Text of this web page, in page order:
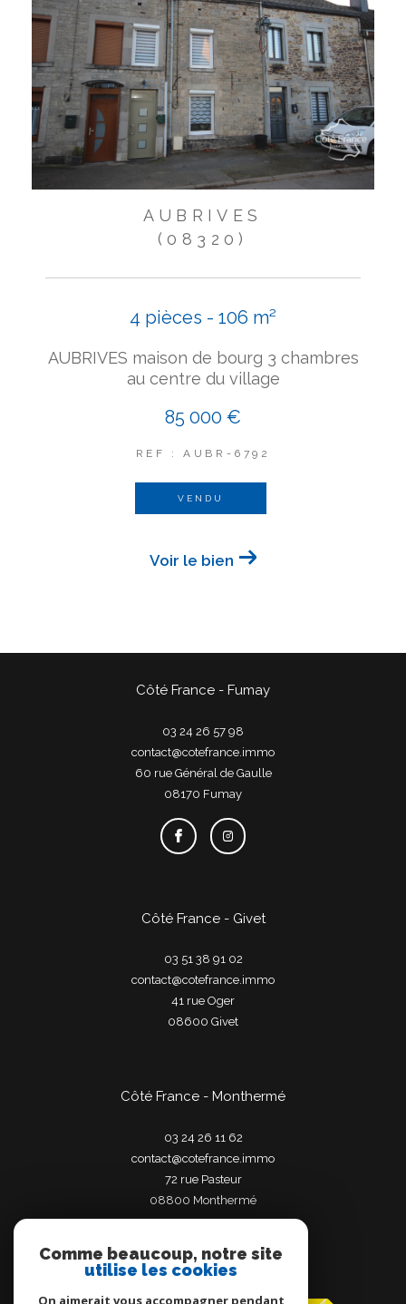
AUBRIVES
(08320)
4 pièces - 106 m²
AUBRIVES maison de bourg 3 chambres
au centre du village
85 000 €
REF : AUBR-6792
VENDU
Voir le bien
Côté France - Fumay
03 24 26 57 98
contact@cotefrance.immo
60 rue Général de Gaulle
08170
fumay
Côté France - Givet
03 51 38 91 02
contact@cotefrance.immo
41 rue Oger
08600
givet
Côté France - Monthermé
03 24 26 11 62
contact@cotefrance.immo
72 rue Pasteur
08800
monthermé
Adhérents
Comme beaucoup, notre site
utilise les cookies
On aimerait vous accompagner pendant